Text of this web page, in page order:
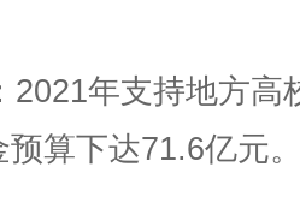
年支持地方高
预算下达71.6亿元